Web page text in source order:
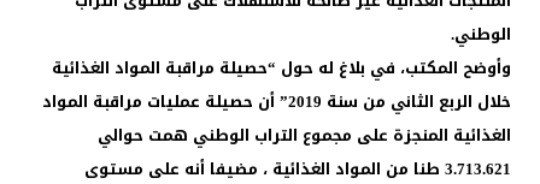
الوطني.
وأوضح المكتب، في بلاغ له حول “حصيلة مراقبة المواد الغذائية
خلال الربع الثاني من سنة 2019” أن حصيلة عمليات مراقبة المواد
الغذائية المنجزة على مجموع التراب الوطني همت حوالي
3.713.621 طنا من المواد الغذائية ، مضيفا أنه على مستوى